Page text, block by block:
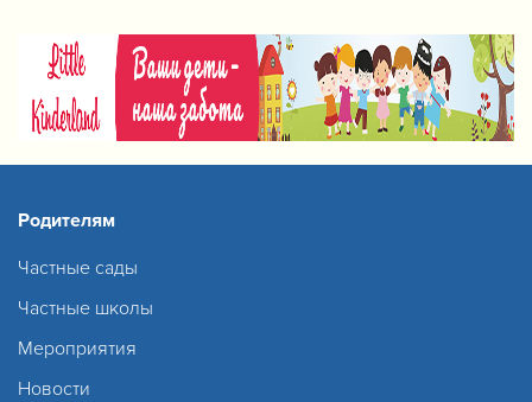
Родителям
Частные сады
Частные школы
Мероприятия
Новости